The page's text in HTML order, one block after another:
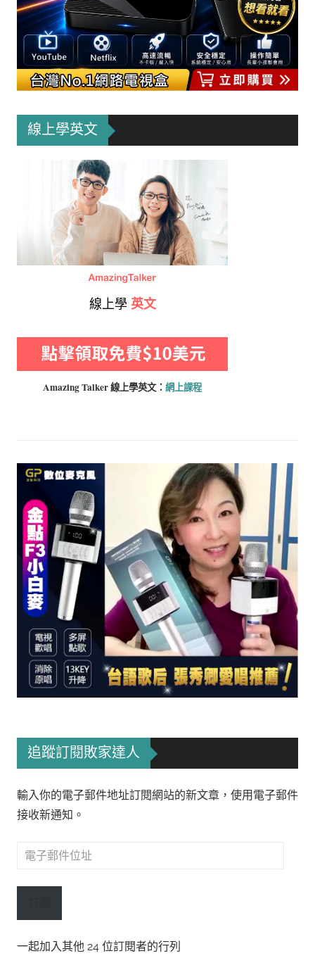
線上學英文
線上學 英文
Amazing Talker 線上學英文： 網上課程
追蹤訂閱敗家達人
輸入你的電子郵件地址訂閱網站的新文章，使用電子郵件
接收新通知。
電
郵
址
一起加入其他 24 位訂閱者的行列